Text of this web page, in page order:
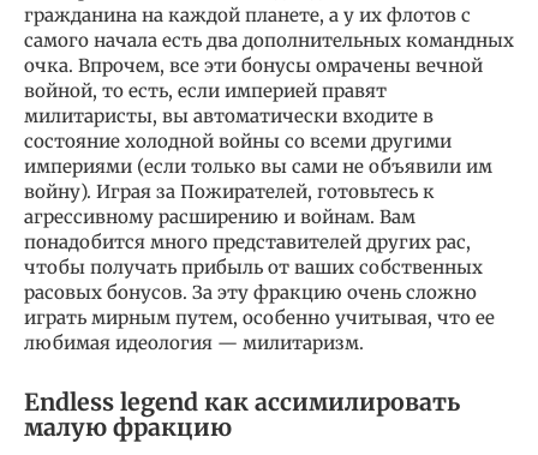
гражданина на каждой планете, а у их флотов с
самого начала есть два дополнительных командных
очка. Впрочем, все эти бонусы омрачены вечной
войной, то есть, если империей правят
милитаристы, вы автоматически входите в
состояние холодной войны со всеми другими
империями (если только вы сами не объявили им
войну). Играя за Пожирателей, готовьтесь к
агрессивному расширению и войнам. Вам
понадобится много представителей других рас,
чтобы получать прибыль от ваших собственных
расовых бонусов. За эту фракцию очень сложно
играть мирным путем, особенно учитывая, что ее
любимая идеология — милитаризм.
Endless legend как ассимилировать
малую фракцию